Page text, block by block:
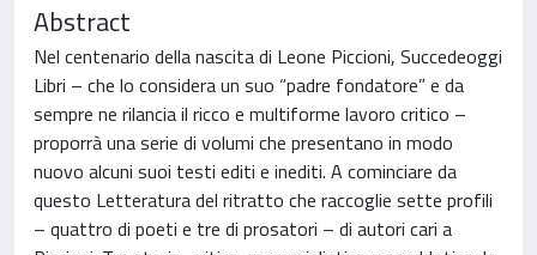
Abstract
Nel centenario della nascita di Leone Piccioni, Succedeoggi
Libri – che lo considera un suo “padre fondatore” e da
sempre ne rilancia il ricco e multiforme lavoro critico –
proporrà una serie di volumi che presentano in modo
nuovo alcuni suoi testi editi e inediti. A cominciare da
questo Letteratura del ritratto che raccoglie sette profili
– quattro di poeti e tre di prosatori – di autori cari a